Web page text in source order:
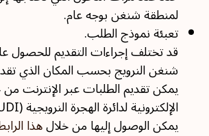
لمنطقة شنغن بوجه عام.
تعبئة نموذج الطلب.
قد تختلف إجراءات التقديم للحصول
شنغن النرويج بحسب المكان الذي
يمكن تقديم الطلبات عبر الإنترنت من
يمكن الوصول إليها من خلالهذا